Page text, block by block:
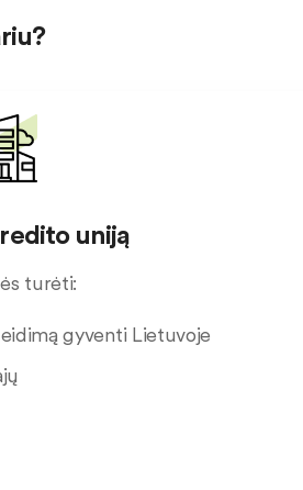
uniją
turėti:
gyventi Lietuvoje